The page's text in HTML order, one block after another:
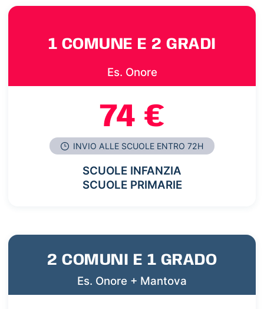
1 COMUNE E 2 GRADI
Es. Onore
74 €
INVIO ALLE SCUOLE ENTRO 72H
SCUOLE INFANZIA
SCUOLE PRIMARIE
2 COMUNI E 1 GRADO
Es. Onore + Mantova